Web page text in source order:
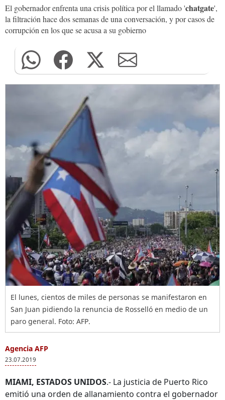
El gobernador enfrenta una crisis política por el llamado 'chatgate',
la filtración hace dos semanas de una conversación, y por casos de
corrupción en los que se acusa a su gobierno
El lunes, cientos de miles de personas se manifestaron en
San Juan pidiendo la renuncia de Rosselló en medio de un
paro general. Foto: AFP.
Agencia AFP
23.07.2019
MIAMI, ESTADOS UNIDOS.- La justicia de Puerto Rico
emitió una orden de allanamiento contra el gobernador